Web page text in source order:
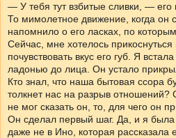
— У тебя тут взбитые сливки, — его
То мимолетное движение, когда он
напомнило о его ласках, по
Сейчас, мне хотелось
почувствовать вкус его губ. Я
ладонью до лица. Он устало
Кто знал, что наша бытовая ссора
толкнет нас на разрыв отношений?
не мог сказать он, то, для чего он
Он сделал первый шаг. Да, и я была
даже не в Ино, которая